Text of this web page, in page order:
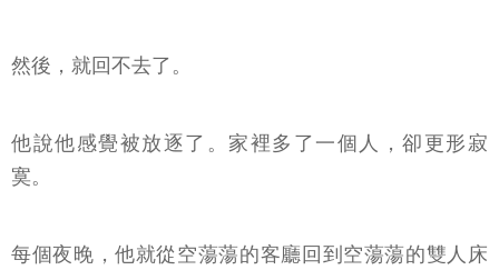
然後，就回不去了。
他說他感覺被放逐了。家裡多了一個人，卻更形寂
寞。
每個夜晚，他就從空蕩蕩的客廳回到空蕩蕩的雙人床